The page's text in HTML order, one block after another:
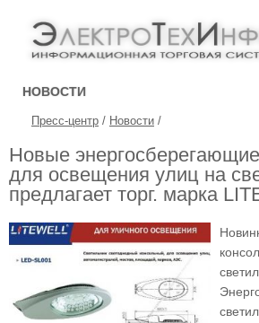
НОВОСТИ
Пресс-центр / Новости /
Новые
для освещения улиц на
предлагает торг. марка